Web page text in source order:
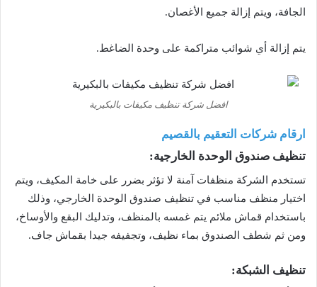
الجافة، ويتم إزالة جميع الأغصان.
يتم إزالة أي شوائب متراكمة على وحدة الضاغط.
افضل شركة تنظيف مكيفات بالبكيرية
ارقام شركات التعقيم بالقصيم
تنظيف صندوق الوحدة الخارجية:
تستخدم الشركة منظفات آمنة لا تؤثر بضرر على خامة المكيف، ويتم
اختيار منظف مناسب في تنظيف صندوق الوحدة الخارجي، وذلك
باستخدام قماش ملائم يتم غمسه بالمنظف، وتدليك البقع والأوساخ،
ومن ثم شطف الصندوق بماء نظيف، وتجفيفه جيدا بقماش جاف.
تنظيف الشبكة: